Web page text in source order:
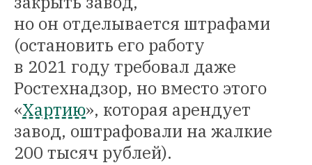
но он отделывается штрафами
(остановить его работу
в 2021 году требовал даже
Ростехнадзор, но вместо этого
«Хартию», которая арендует
завод, оштрафовали на жалкие
200 тысяч рублей).